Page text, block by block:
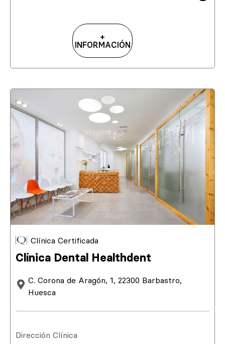
+
INFORMACIÓN
Clínica Certificada
Clínica Dental Healthdent
C. Corona de Aragón, 1, 22300 Barbastro,
Huesca
Dirección Clínica